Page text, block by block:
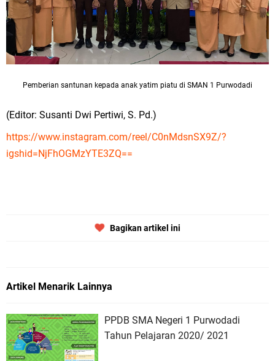
Pemberian santunan kepada anak yatim piatu di SMAN 1 Purwodadi
(Editor: Susanti Dwi Pertiwi, S. Pd.)
https://www.instagram.com/reel/C0nMdsnSX9Z/?
igshid=NjFhOGMzYTE3ZQ==
Bagikan artikel ini
Artikel Menarik Lainnya
PPDB SMA Negeri 1 Purwodadi
Tahun Pelajaran 2020/ 2021